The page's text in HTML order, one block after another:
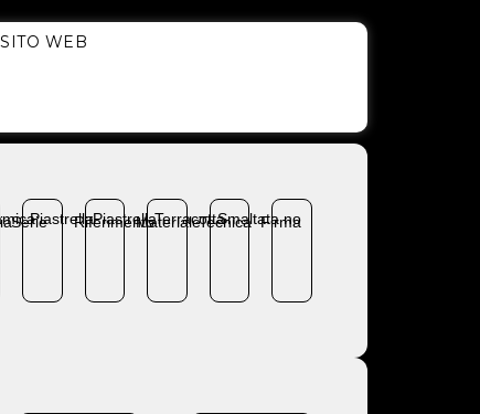
SITO WEB
SeriePiastrellaRiferimento
PiastrellaMateriale
TerracottaTecnica
SmaltataFirma
no